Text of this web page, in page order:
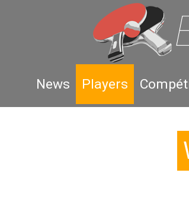
News Players